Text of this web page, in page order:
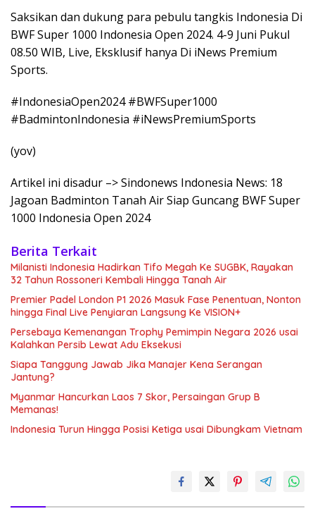
Saksikan dan dukung para pebulu tangkis Indonesia Di
BWF Super 1000 Indonesia Open 2024. 4-9 Juni Pukul
08.50 WIB, Live, Eksklusif hanya Di iNews Premium
Sports.
#IndonesiaOpen2024 #BWFSuper1000
#BadmintonIndonesia #iNewsPremiumSports
(yov)
Artikel ini disadur –> Sindonews Indonesia News: 18
Jagoan Badminton Tanah Air Siap Guncang BWF Super
1000 Indonesia Open 2024
Berita Terkait
Milanisti Indonesia Hadirkan Tifo Megah Ke SUGBK, Rayakan
32 Tahun Rossoneri Kembali Hingga Tanah Air
Premier Padel London P1 2026 Masuk Fase Penentuan, Nonton
hingga Final Live Penyiaran Langsung Ke VISION+
Persebaya Kemenangan Trophy Pemimpin Negara 2026 usai
Kalahkan Persib Lewat Adu Eksekusi
Siapa Tanggung Jawab Jika Manajer Kena Serangan
Jantung?
Myanmar Hancurkan Laos 7 Skor, Persaingan Grup B
Memanas!
Indonesia Turun Hingga Posisi Ketiga usai Dibungkam Vietnam